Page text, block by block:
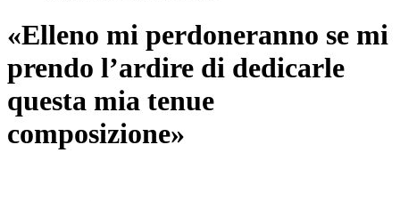
«Elleno mi perdoneranno se mi
prendo l’ardire di dedicarle
questa mia tenue
composizione»